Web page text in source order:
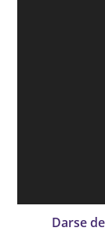
Darse